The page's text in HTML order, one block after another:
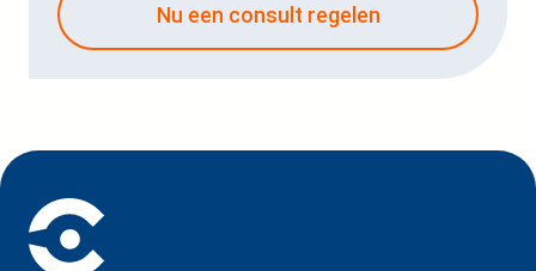
Nu een consult regelen